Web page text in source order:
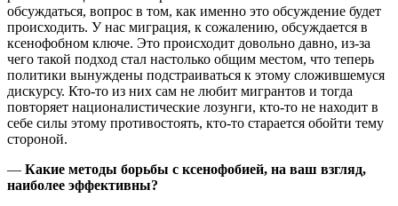
обсуждаться, вопрос в том, как именно это обсуждение будет
происходить. У нас миграция, к сожалению, обсуждается в
ксенофобном ключе. Это происходит довольно давно, из-за
чего такой подход стал настолько общим местом, что теперь
политики вынуждены подстраиваться к этому сложившемуся
дискурсу. Кто-то из них сам не любит мигрантов и тогда
повторяет националистические лозунги, кто-то не находит в
себе силы этому противостоять, кто-то старается обойти тему
стороной.
— Какие методы борьбы с ксенофобией, на ваш взгляд,
наиболее эффективны?